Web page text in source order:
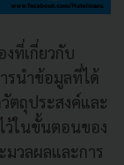
ที่เกี่ยวกับ
รนำข้อมูลที่ได้
ตถุประสงค์และ
ว้ในขั้นตอนของ
มวลผลและการ